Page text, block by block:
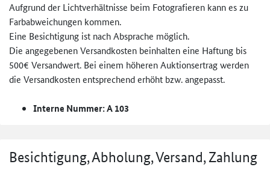
Aufgrund der Lichtverhältnisse beim Fotografieren kann es zu
Farbabweichungen kommen.
Eine Besichtigung ist nach Absprache möglich.
Die angegebenen Versandkosten beinhalten eine Haftung bis
500€ Versandwert. Bei einem höheren Auktionsertrag werden
die Versandkosten entsprechend erhöht bzw. angepasst.
Interne Nummer: A 103
Besichtigung, Abholung, Versand, Zahlung